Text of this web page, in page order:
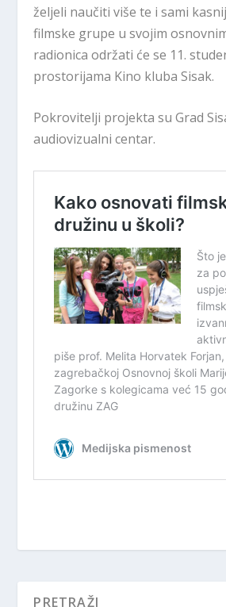
željeli naučiti više te i sami
filmske grupe u svojim
radionica održati će se 11.
prostorijama Kino kluba Sisak.
Pokrovitelji projekta su Grad
audiovizualni centar.